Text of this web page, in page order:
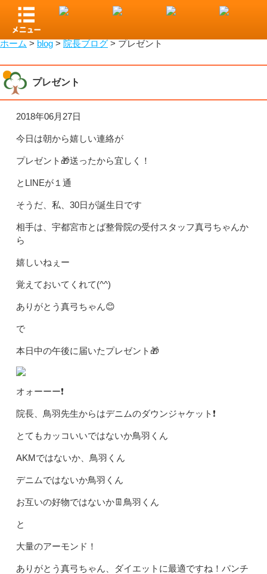
小山市で整骨院をお探しなら！わたなべ整骨院
ホーム > blog > 院長ブログ > プレゼント
プレゼント
2018年06月27日
今日は朝から嬉しい連絡が
プレゼント🎁送ったから宜しく！
とLINEが１通
そうだ、私、30日が誕生日です
相手は、宇都宮市とば整骨院の受付スタッフ真弓ちゃんか
ら
嬉しいねぇー
覚えておいてくれて(^^)
ありがとう真弓ちゃん😊
で
本日中の午後に届いたプレゼント🎁
オォーーー❗️
院長、鳥羽先生からはデニムのダウンジャケット❗️
とてもカッコいいではないか鳥羽くん
AKMではないか、鳥羽くん
デニムではないか鳥羽くん
お互いの好物ではないか👖鳥羽くん
と
大量のアーモンド！
ありがとう真弓ちゃん、ダイエットに最適ですね！パンチ